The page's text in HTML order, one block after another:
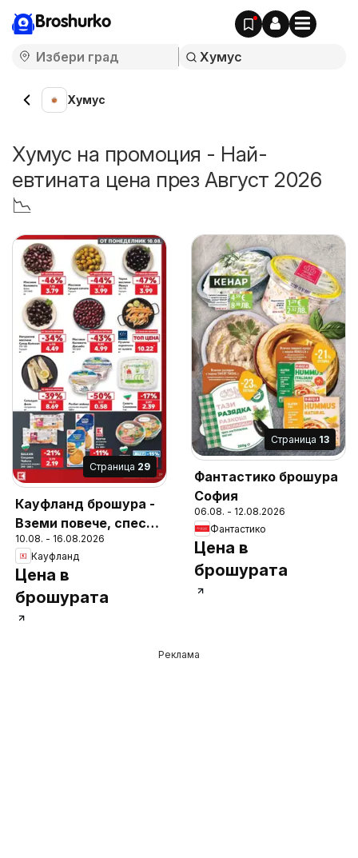
Broshurko
Хумус
Хумус на промоция - Най-
евтината цена през Август 2026
📉
Cтраница 29
Кауфланд брошура -
Вземи повече, спести
повече с Kaufland с
валидност до
16.08.2026
10.08. - 16.08.2026
Кауфланд
Цена в
брошурата
Cтраница 13
Фантастико брошура
София
06.08. - 12.08.2026
Фантастико
Цена в
брошурата
Реклама